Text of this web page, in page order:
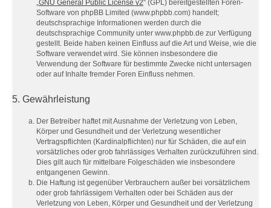
„GNU General Public License v2“ (GPL) bereitgestellten Foren-
Software von phpBB Limited (www.phpbb.com) handelt;
deutschsprachige Informationen werden durch die
deutschsprachige Community unter www.phpbb.de zur Verfügung
gestellt. Beide haben keinen Einfluss auf die Art und Weise, wie die
Software verwendet wird. Sie können insbesondere die
Verwendung der Software für bestimmte Zwecke nicht untersagen
oder auf Inhalte fremder Foren Einfluss nehmen.
5. Gewährleistung
Der Betreiber haftet mit Ausnahme der Verletzung von Leben,
Körper und Gesundheit und der Verletzung wesentlicher
Vertragspflichten (Kardinalpflichten) nur für Schäden, die auf ein
vorsätzliches oder grob fahrlässiges Verhalten zurückzuführen sind.
Dies gilt auch für mittelbare Folgeschäden wie insbesondere
entgangenen Gewinn.
Die Haftung ist gegenüber Verbrauchern außer bei vorsätzlichem
oder grob fahrlässigem Verhalten oder bei Schäden aus der
Verletzung von Leben, Körper und Gesundheit und der Verletzung